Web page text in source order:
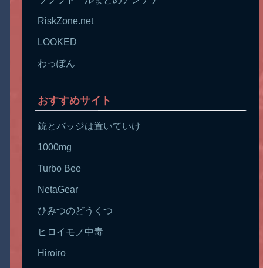
RiskZone.net
LOOKED
わっぽん
おすすめサイト
銃とバッジは置いていけ
1000mg
Turbo Bee
NetaGear
ひみつのどうくつ
ヒロイモノ中毒
Hiroiro